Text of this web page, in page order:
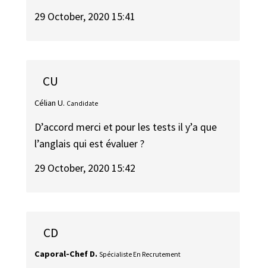
29 October, 2020 15:41
CU
Célian U. Candidate
D’accord merci et pour les tests il y’a que
l’anglais qui est évaluer ?
29 October, 2020 15:42
CD
Caporal-Chef D. Spécialiste En Recrutement